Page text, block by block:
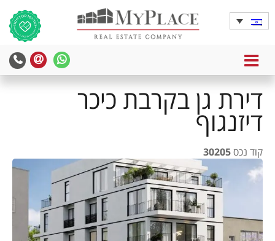
MENU
דירת גן בקרבת כיכר
דיזנגוף
קוד נכס30205